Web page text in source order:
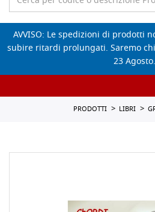
AVVISO: Le spedizioni di prodotti
subire ritardi prolungati. Saremo
23 Agosto.
PRODOTTI LIBRI